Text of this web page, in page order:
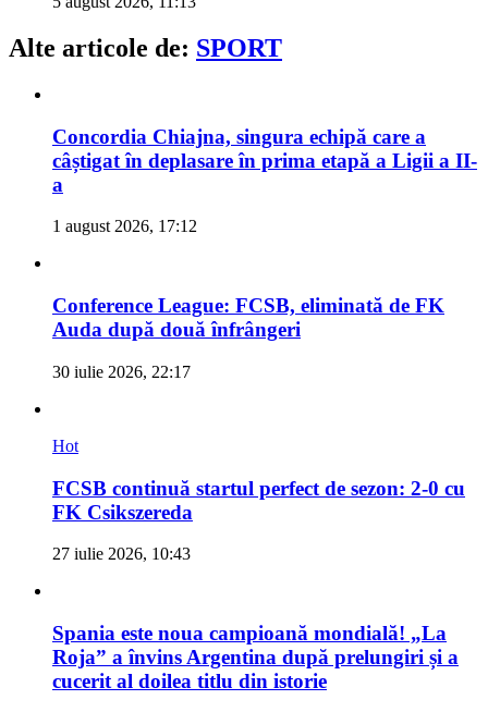
Alte articole de: SPORT
Concordia Chiajna, singura echipă care a
câștigat în deplasare în prima etapă a Ligii a II-
a
1 august 2026, 17:12
Conference League: FCSB, eliminată de FK
Auda după două înfrângeri
30 iulie 2026, 22:17
Hot
FCSB continuă startul perfect de sezon: 2-0 cu
FK Csikszereda
27 iulie 2026, 10:43
Spania este noua campioană mondială! „La
Roja” a învins Argentina după prelungiri și a
cucerit al doilea titlu din istorie